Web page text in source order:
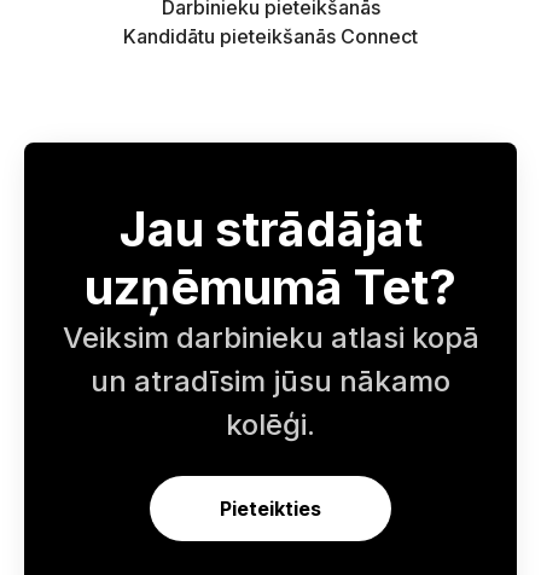
Darbinieku pieteikšanās
Kandidātu pieteikšanās Connect
Jau strādājat
uzņēmumā Tet?
Veiksim darbinieku atlasi kopā
un atradīsim jūsu nākamo
kolēģi.
Pieteikties